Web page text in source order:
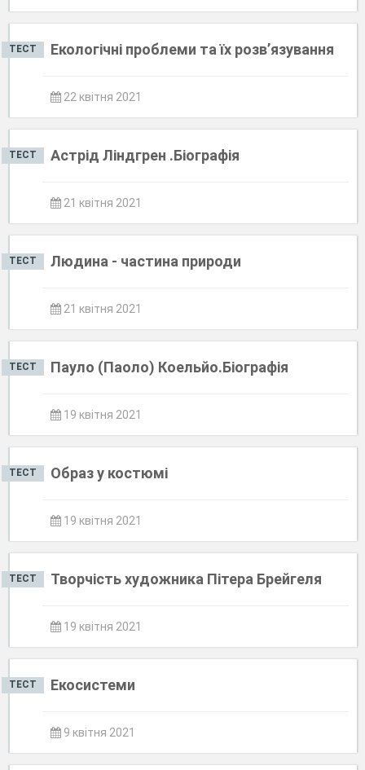
ТЕСТ Екологічні проблеми та їх розв’язування
22 квітня 2021
ТЕСТ Астрід Ліндгрен .Біографія
21 квітня 2021
ТЕСТ Людина - частина природи
21 квітня 2021
ТЕСТ Пауло (Паоло) Коельйо.Біографія
19 квітня 2021
ТЕСТ Образ у костюмі
19 квітня 2021
ТЕСТ Творчість художника Пітера Брейгеля
19 квітня 2021
ТЕСТ Екосистеми
9 квітня 2021